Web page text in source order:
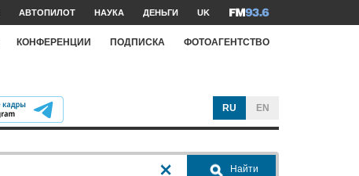
АВТОПИЛОТ НАУКА ДЕНЬГИ UK
КОНФЕРЕНЦИИ ПОДПИСКА ФОТОАГЕНТСТВО
RU EN
Найти